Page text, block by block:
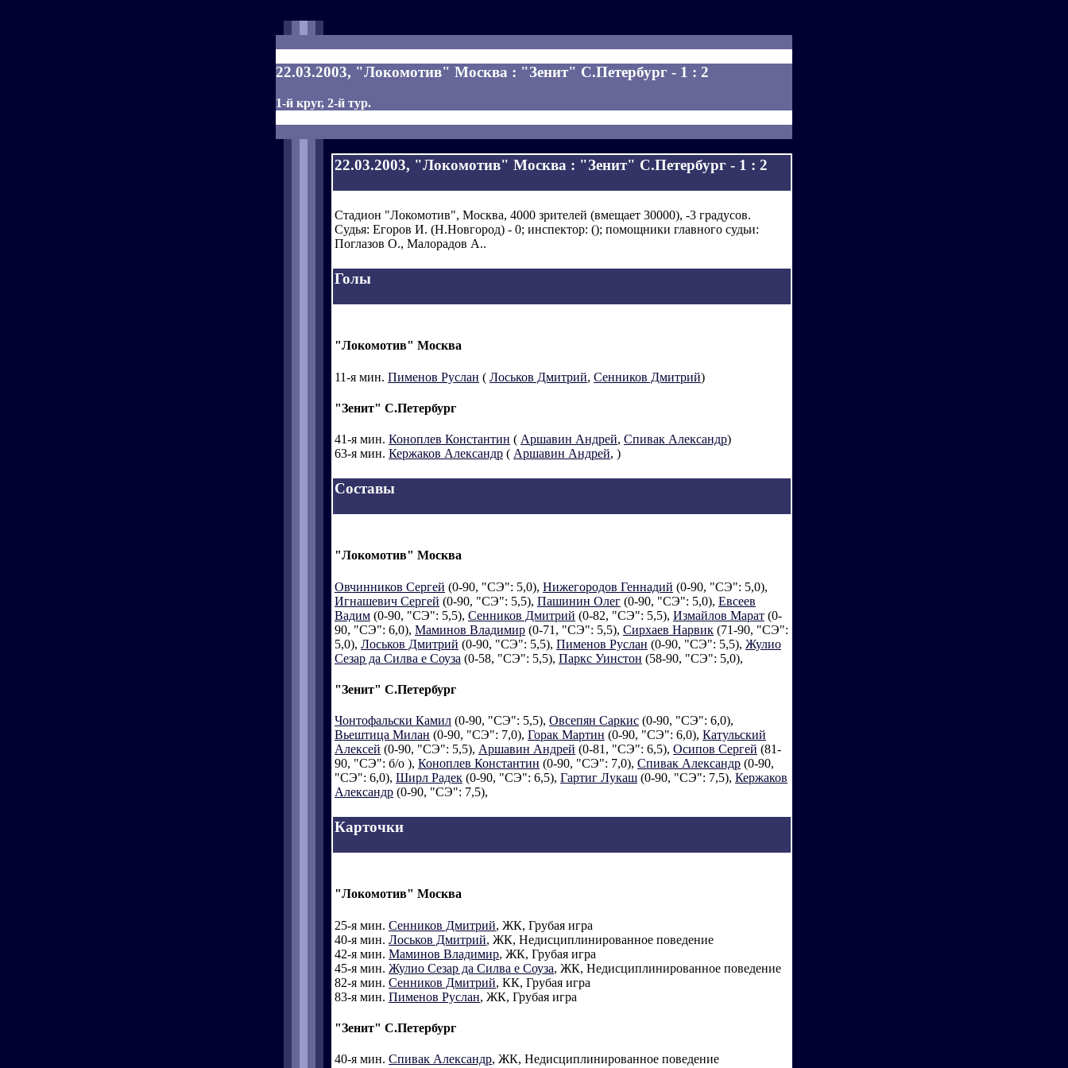
22.03.2003, "Локомотив" Москва : "Зенит" С.Петербург - 1 : 2
1-й круг, 2-й тур.
22.03.2003, "Локомотив" Москва : "Зенит" С.Петербург - 1 : 2
Стадион "Локомотив", Москва, 4000 зрителей (вмещает 30000), -3 градусов.
Судья: Егоров И. (Н.Новгород) - 0; инспектор: (); помощники главного судьи:
Поглазов О., Малорадов А..
Голы
"Локомотив" Москва
11-я мин. Пименов Руслан ( Лоськов Дмитрий, Сенников Дмитрий)
"Зенит" С.Петербург
41-я мин. Коноплев Константин ( Аршавин Андрей, Спивак Александр)
63-я мин. Кержаков Александр ( Аршавин Андрей, )
Составы
"Локомотив" Москва
Овчинников Сергей (0-90, "СЭ": 5,0), Нижегородов Геннадий (0-90, "СЭ": 5,0),
Игнашевич Сергей (0-90, "СЭ": 5,5), Пашинин Олег (0-90, "СЭ": 5,0), Евсеев
Вадим (0-90, "СЭ": 5,5), Сенников Дмитрий (0-82, "СЭ": 5,5), Измайлов Марат (0-
90, "СЭ": 6,0), Маминов Владимир (0-71, "СЭ": 5,5), Сирхаев Нарвик (71-90, "СЭ":
5,0), Лоськов Дмитрий (0-90, "СЭ": 5,5), Пименов Руслан (0-90, "СЭ": 5,5), Жулио
Сезар да Силва е Соуза (0-58, "СЭ": 5,5), Паркс Уинстон (58-90, "СЭ": 5,0),
"Зенит" С.Петербург
Чонтофальски Камил (0-90, "СЭ": 5,5), Овсепян Саркис (0-90, "СЭ": 6,0),
Вьештица Милан (0-90, "СЭ": 7,0), Горак Мартин (0-90, "СЭ": 6,0), Катульский
Алексей (0-90, "СЭ": 5,5), Аршавин Андрей (0-81, "СЭ": 6,5), Осипов Сергей (81-
90, "СЭ": б/о ), Коноплев Константин (0-90, "СЭ": 7,0), Спивак Александр (0-90,
"СЭ": 6,0), Ширл Радек (0-90, "СЭ": 6,5), Гартиг Лукаш (0-90, "СЭ": 7,5), Кержаков
Александр (0-90, "СЭ": 7,5),
Карточки
"Локомотив" Москва
25-я мин. Сенников Дмитрий, ЖК, Грубая игра
40-я мин. Лоськов Дмитрий, ЖК, Недисциплинированное поведение
42-я мин. Маминов Владимир, ЖК, Грубая игра
45-я мин. Жулио Сезар да Силва е Соуза, ЖК, Недисциплинированное поведение
82-я мин. Сенников Дмитрий, КК, Грубая игра
83-я мин. Пименов Руслан, ЖК, Грубая игра
"Зенит" С.Петербург
40-я мин. Спивак Александр, ЖК, Недисциплинированное поведение